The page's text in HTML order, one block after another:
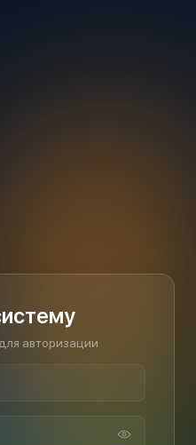
авторизации